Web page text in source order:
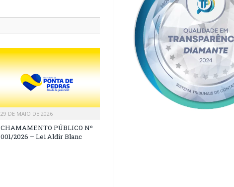
29 DE MAIO DE 2026
CHAMAMENTO PÚBLICO Nº
001/2026 – Lei Aldir Blanc